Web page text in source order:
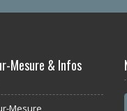
Mesure & Infos
Mesure